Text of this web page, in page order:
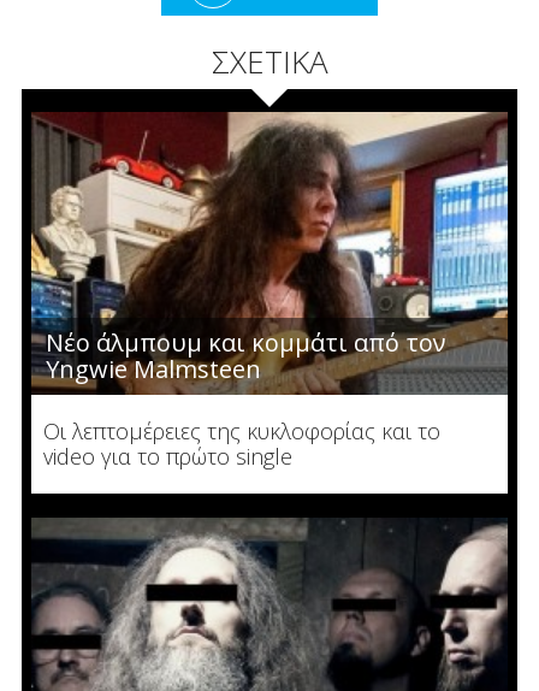
ΣΧΕΤΙΚΑ
Νέο άλμπουμ και κομμάτι από τον
Yngwie Malmsteen
Οι λεπτομέρειες της κυκλοφορίας και το
video για το πρώτο single